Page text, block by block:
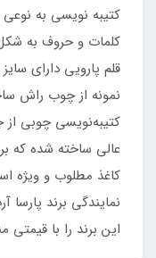
کتیبه نویسی به
کلمات و حروف به
قلم پارویی دارای
نمونه از چوب راش
کتیبه‌نویسی چوبی
عالی ساخته شده
کاغذ مطلوب و ویژه
نمایندگی برند پارسا
این برند را با قیمتی